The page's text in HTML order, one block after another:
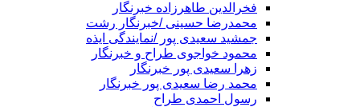
فخرالدین طاهرزاده خبرنگار
محمدرضا حسینی /خبرنگار رشت
جمشید سعیدی پور /نمایندگی ایذه
محمود خواجوی طراح و خبرنگار
زهرا سعیدی پور خبرنگار
محمد رضا سعیدی پور خبرنگار
رسول احمدی طراح